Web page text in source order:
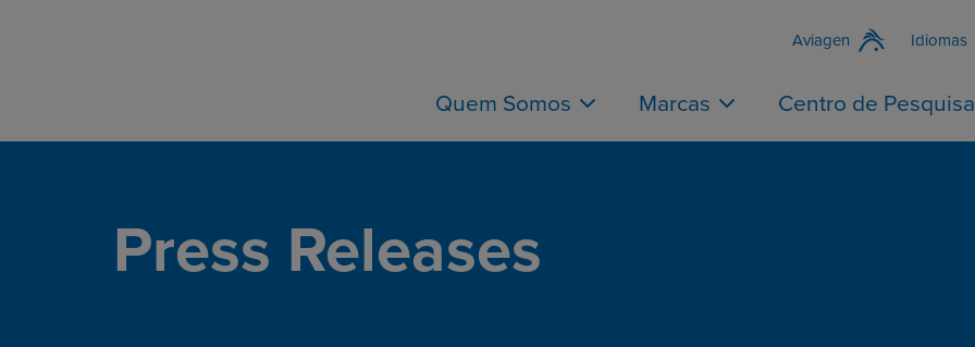
Aviagen Idiomas
Quem Somos Marcas Centro de Pesquisa
Press Releases